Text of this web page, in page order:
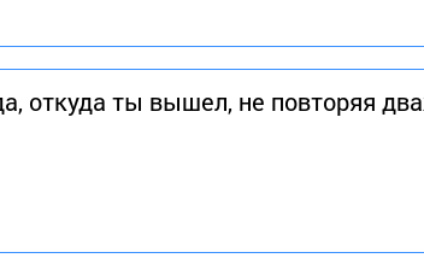
откуда ты вышел, не повторяя